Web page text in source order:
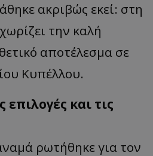
ακριβώς εκεί: στη
την καλή
αποτέλεσμα σε
Κυπέλλου.
επιλογές και τις
ρωτήθηκε για τον